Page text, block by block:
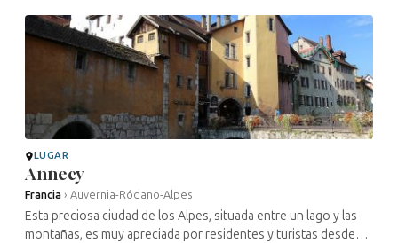
LUGAR
Annecy
Francia › Auvernia-Ródano-Alpes
Esta preciosa ciudad de los Alpes, situada entre un lago y las
montañas, es muy apreciada por residentes y turistas desde